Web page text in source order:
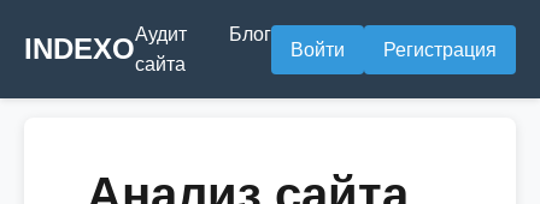
INDEXOАудит
сайта
Блог
Войти Регистрация